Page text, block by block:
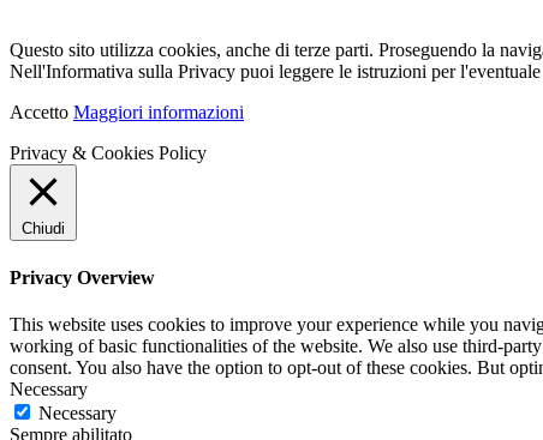
Questo sito utilizza cookies, anche di terze parti. Proseguendo la
Nell'Informativa sulla Privacy puoi leggere le istruzioni per
Accetto Maggiori informazioni
Privacy & Cookies Policy
Chiudi
Privacy Overview
This website uses cookies to improve your experience while you
working of basic functionalities of the website. We also use third-
consent. You also have the option to opt-out of these cookies. But
Necessary
Necessary
Sempre abilitato